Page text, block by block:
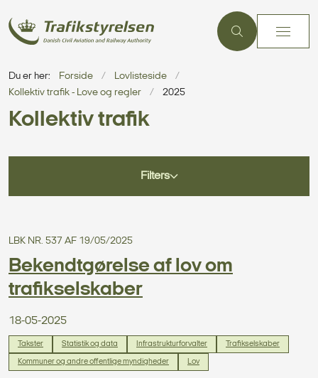
Du er her: Forside
Lovlisteside
Kollektiv trafik - Love og regler
2025
Kollektiv trafik
Filters
LBK NR. 537 AF 19/05/2025
Bekendtgørelse af lov om
trafikselskaber
18-05-2025
Takster Statistik og data Infrastrukturforvalter Trafikselskaber
Kommuner og andre offentlige myndigheder Lov